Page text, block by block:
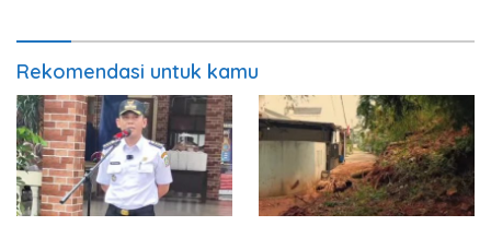
Rekomendasi untuk kamu